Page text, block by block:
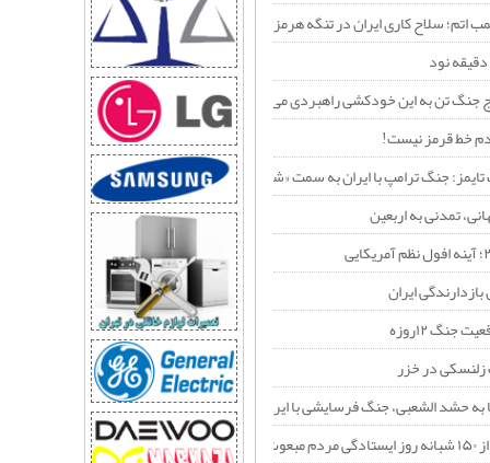
اتم؛ سلاح کاری ایران در تنگه هرمز
اتم؛ سلاح کاری ایران در تنگه هرمز
نود
جنگ تن به این خودکشی راهبردی می‌دهد؟
خط قرمز نیست!
تایمز: جنگ ترامپ با ایران به سمت «شکست راهبردی» پیش می‌رود
تمدنی به اربعین
ایران
جنگ ۱۲روزه
در خزر
به حشد الشعبی، جنگ فرسایشی با ایران را به یک جنگ منطقه‌ای تبدیل می‌کند؟
شده